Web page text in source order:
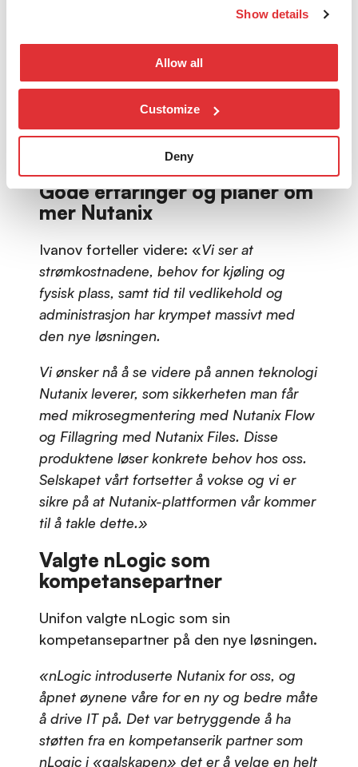
Show details
Allow all
Customize
Deny
feilet, uten at det påvirket workloads eller
ytelse på noen som helst måte. Vi har også
prøvd å teste feiltoleransen i løsningen, og
konkluderer med at man må være ekstremt
kreativ for å få løsningen til å gå ned. Det
Gode erfaringer og planer om
mer Nutanix
Ivanov forteller videre: «Vi ser at
strømkostnadene, behov for kjøling og
fysisk plass, samt tid til vedlikehold og
administrasjon har krympet massivt med
den nye løsningen.
Vi ønsker nå å se videre på annen teknologi
Nutanix leverer, som sikkerheten man får
med mikrosegmentering med Nutanix Flow
og Fillagring med Nutanix Files. Disse
produktene løser konkrete behov hos oss.
Selskapet vårt fortsetter å vokse og vi er
sikre på at Nutanix-plattformen vår kommer
til å takle dette.»
Valgte nLogic som
kompetansepartner
Unifon valgte nLogic som sin
kompetansepartner på den nye løsningen.
«nLogic introduserte Nutanix for oss, og
åpnet øynene våre for en ny og bedre måte
å drive IT på. Det var betryggende å ha
støtten fra en kompetanserik partner som
nLogic i «galskapen» det er å velge en helt